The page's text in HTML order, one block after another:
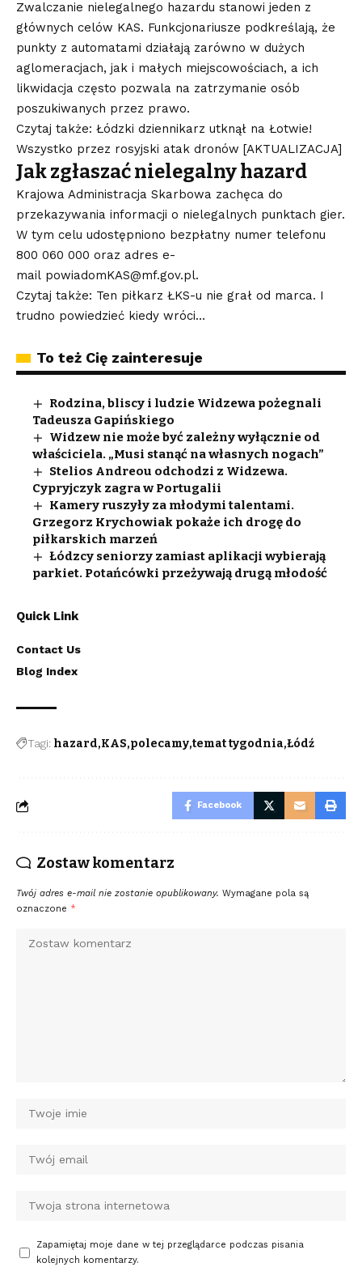
Zwalczanie nielegalnego hazardu stanowi jeden z
głównych celów KAS. Funkcjonariusze podkreślają, że
punkty z automatami działają zarówno w dużych
aglomeracjach, jak i małych miejscowościach, a ich
likwidacja często pozwala na zatrzymanie osób
poszukiwanych przez prawo.
Czytaj także: Łódzki dziennikarz utknął na Łotwie!
Wszystko przez rosyjski atak dronów [AKTUALIZACJA]
Jak zgłaszać nielegalny hazard
Krajowa Administracja Skarbowa zachęca do
przekazywania informacji o nielegalnych punktach gier.
W tym celu udostępniono bezpłatny numer telefonu
800 060 000 oraz adres e-
mail powiadomKAS@mf.gov.pl.
Czytaj także: Ten piłkarz ŁKS-u nie grał od marca. I
trudno powiedzieć kiedy wróci…
To też Cię zainteresuje
Rodzina, bliscy i ludzie Widzewa pożegnali
Tadeusza Gapińskiego
Widzew nie może być zależny wyłącznie od
właściciela. „Musi stanąć na własnych nogach”
Stelios Andreou odchodzi z Widzewa.
Cypryjczyk zagra w Portugalii
Kamery ruszyły za młodymi talentami.
Grzegorz Krychowiak pokaże ich drogę do
piłkarskich marzeń
Łódzcy seniorzy zamiast aplikacji wybierają
parkiet. Potańcówki przeżywają drugą młodość
Quick Link
Contact Us
Blog Index
Tagi: hazard KAS polecamy temat tygodnia Łódź
Facebook
Zostaw komentarz
Twój adres e-mail nie zostanie opublikowany. Wymagane pola są
oznaczone *
Zapamiętaj moje dane w tej przeglądarce podczas pisania
kolejnych komentarzy.